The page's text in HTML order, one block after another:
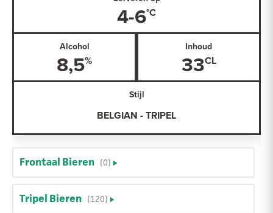
4-6
Alcohol
8,5
Inhoud
33
Stijl
BELGIAN - TRIPEL
Frontaal Bieren (0)
Tripel Bieren (120)